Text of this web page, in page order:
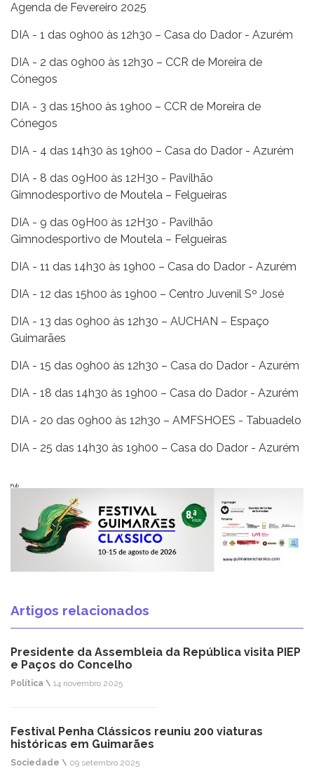
Agenda de Fevereiro 2025
DIA - 1 das 09h00 às 12h30 – Casa do Dador - Azurém
DIA - 2 das 09h00 às 12h30 – CCR de Moreira de
Cónegos
DIA - 3 das 15h00 às 19h00 – CCR de Moreira de
Cónegos
DIA - 4 das 14h30 às 19h00 – Casa do Dador - Azurém
DIA - 8 das 09H00 às 12H30 - Pavilhão
Gimnodesportivo de Moutela – Felgueiras
DIA - 9 das 09H00 às 12H30 - Pavilhão
Gimnodesportivo de Moutela – Felgueiras
DIA - 11 das 14h30 às 19h00 – Casa do Dador - Azurém
DIA - 12 das 15h00 às 19h00 – Centro Juvenil Sº José
DIA - 13 das 09h00 às 12h30 – AUCHAN – Espaço
Guimarães
DIA - 15 das 09h00 às 12h30 – Casa do Dador - Azurém
DIA - 18 das 14h30 às 19h00 – Casa do Dador - Azurém
DIA - 20 das 09h00 às 12h30 – AMFSHOES - Tabuadelo
DIA - 25 das 14h30 às 19h00 – Casa do Dador - Azurém
Pub
Artigos relacionados
Presidente da Assembleia da República visita PIEP
e Paços do Concelho
Política \ 14 novembro 2025
Festival Penha Clássicos reuniu 200 viaturas
históricas em Guimarães
Sociedade \ 09 setembro 2025